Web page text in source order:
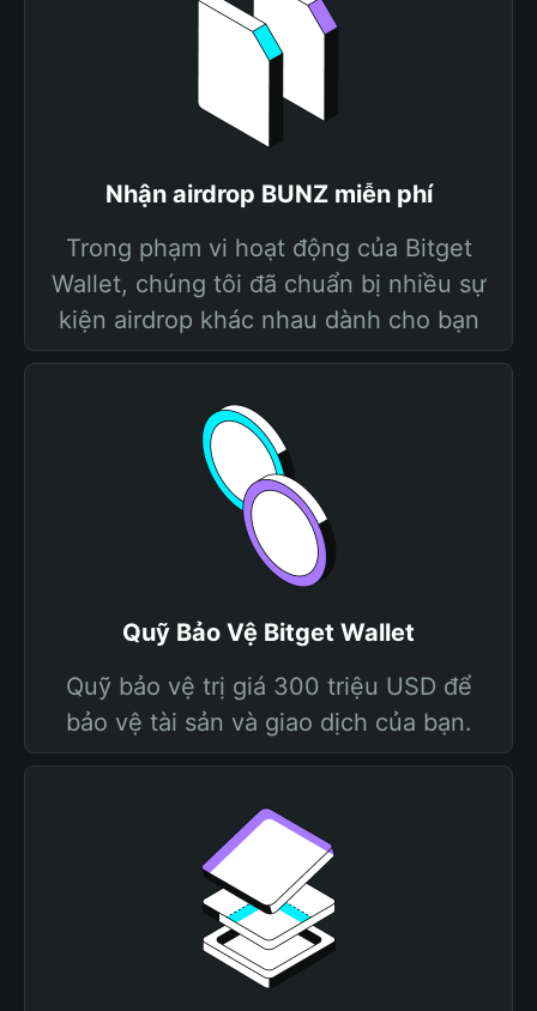
Nhận airdrop BUNZ miễn phí
Trong phạm vi hoạt động của Bitget
Wallet, chúng tôi đã chuẩn bị nhiều sự
kiện airdrop khác nhau dành cho bạn
Quỹ Bảo Vệ Bitget Wallet
Quỹ bảo vệ trị giá 300 triệu USD để
bảo vệ tài sản và giao dịch của bạn.